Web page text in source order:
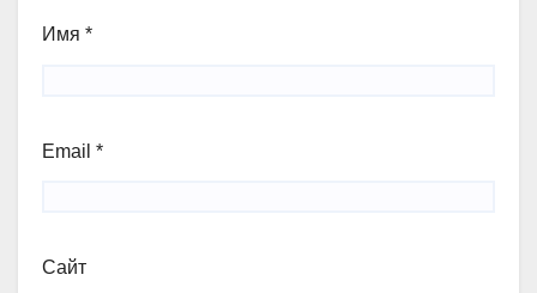
Имя *
Email *
Сайт